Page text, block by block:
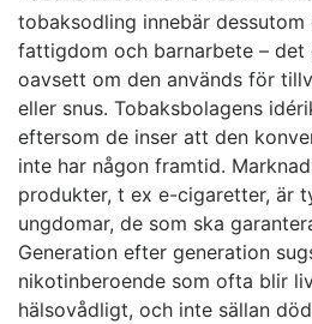
tobaksodling innebär
fattigdom och barnarbete – det
oavsett om den används för
eller snus. Tobaksbolagens
eftersom de inser att den
inte har någon framtid.
produkter, t ex e-cigaretter, är
ungdomar, de som ska
Generation efter generation
nikotinberoende som ofta blir
hälsovådligt, och inte sällan